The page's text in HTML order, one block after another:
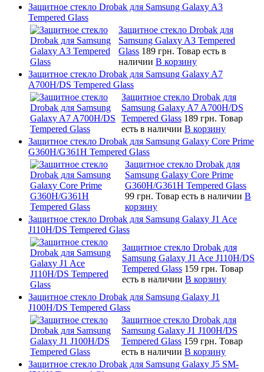
Защитное стекло Drobak для Samsung Galaxy A3
Tempered Glass
Защитное стекло Drobak для
Samsung Galaxy A3 Tempered
Glass 189 грн. Товар есть в
наличии В корзину
Защитное стекло Drobak для Samsung Galaxy A7
A700H/DS Tempered Glass
Защитное стекло Drobak для
Samsung Galaxy A7 A700H/DS
Tempered Glass 189 грн. Товар
есть в наличии В корзину
Защитное стекло Drobak для Samsung Galaxy Core Prime
G360H/G361H Tempered Glass
Защитное стекло Drobak для
Samsung Galaxy Core Prime
G360H/G361H Tempered Glass
99 грн. Товар есть в наличии В
корзину
Защитное стекло Drobak для Samsung Galaxy J1 Ace
J110H/DS Tempered Glass
Защитное стекло Drobak для
Samsung Galaxy J1 Ace J110H/DS
Tempered Glass 159 грн. Товар
есть в наличии В корзину
Защитное стекло Drobak для Samsung Galaxy J1
J100H/DS Tempered Glass
Защитное стекло Drobak для
Samsung Galaxy J1 J100H/DS
Tempered Glass 159 грн. Товар
есть в наличии В корзину
Защитное стекло Drobak для Samsung Galaxy J5 SM-